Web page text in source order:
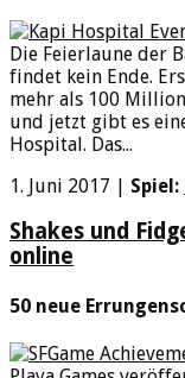
Die Feierlaune der
findet kein Ende.
mehr als 100
und jetzt gibt es
Hospital. Das...
1. Juni 2017 | Spiel:
Shakes und
online
50 neue